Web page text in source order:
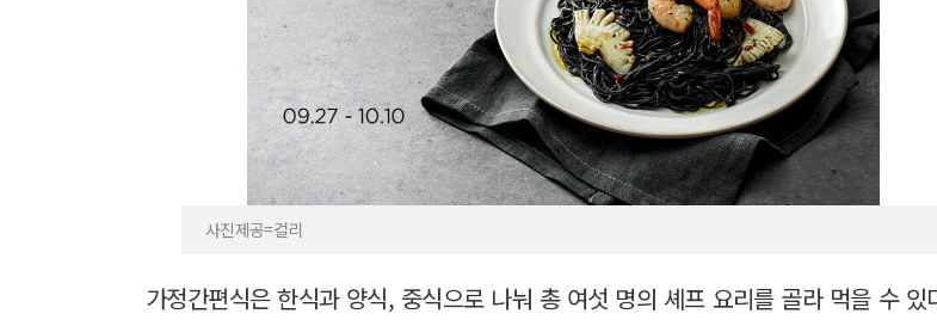
사진제공=컬리
가정간편식은 한식과 양식, 중식으로 나눠 총 여섯 명의 셰프 요리를 골라 먹을 수 있